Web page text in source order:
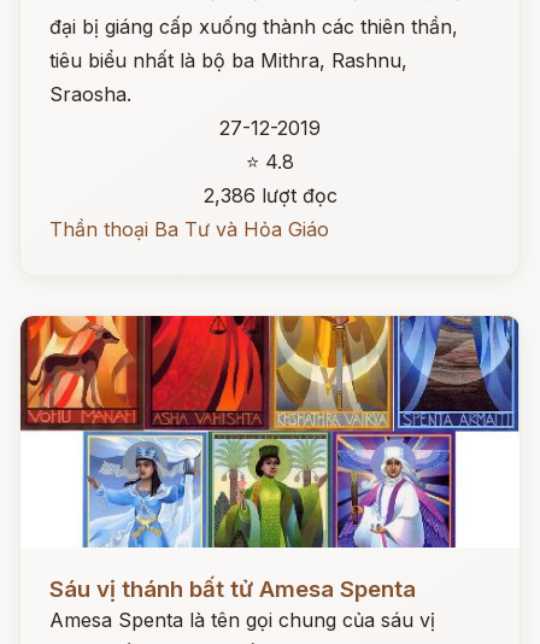
đại bị giáng cấp xuống thành các thiên thần,
tiêu biểu nhất là bộ ba Mithra, Rashnu,
Sraosha.
27-12-2019
⭐ 4.8
2,386 lượt đọc
Thần thoại Ba Tư và Hỏa Giáo
Sáu vị thánh bất tử Amesa Spenta
Amesa Spenta là tên gọi chung của sáu vị